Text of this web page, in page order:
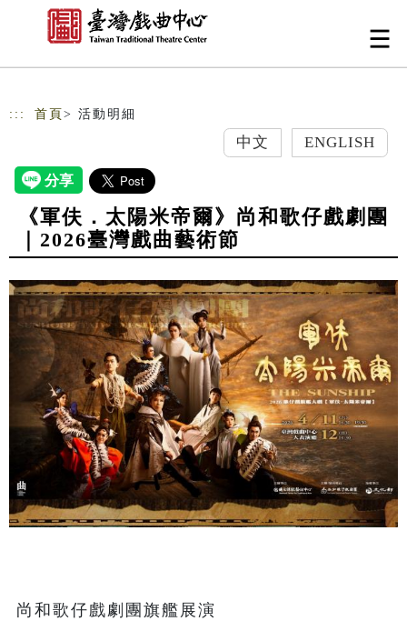
跳到主要內容
網站導覽
::: 首頁 > 活動明細
中文 ENGLISH
《軍伕．太陽米帝爾》尚和歌仔戲劇團
｜2026臺灣戲曲藝術節
尚和歌仔戲劇團旗艦展演